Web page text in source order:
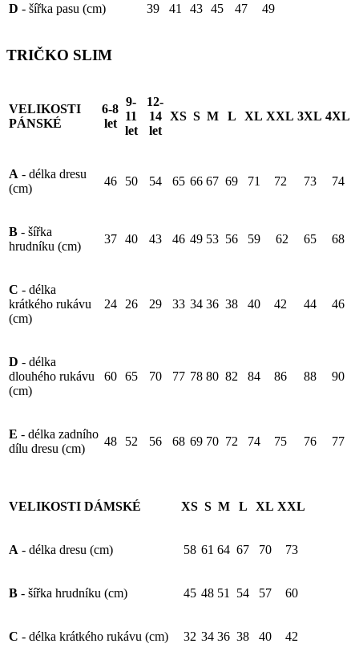
D - šířka pasu (cm) 39 41 43 45 47 49
TRIČKO SLIM
VELIKOSTI
PÁNSKÉ
6-8
let
9-
11
let
12-
14
let
XS S M L XL XXL 3XL 4XL
A - délka dresu
(cm)
46 50 54 65 66 67 69 71 72 73 74
B - šířka
hrudníku (cm)
37 40 43 46 49 53 56 59 62 65 68
C - délka
krátkého rukávu
(cm)
24 26 29 33 34 36 38 40 42 44 46
D - délka
dlouhého rukávu
(cm)
60 65 70 77 78 80 82 84 86 88 90
E - délka zadního
dílu dresu (cm)
48 52 56 68 69 70 72 74 75 76 77
VELIKOSTI DÁMSKÉ XS S M L XL XXL
A - délka dresu (cm) 58 61 64 67 70 73
B - šířka hrudníku (cm) 45 48 51 54 57 60
C - délka krátkého rukávu (cm) 32 34 36 38 40 42